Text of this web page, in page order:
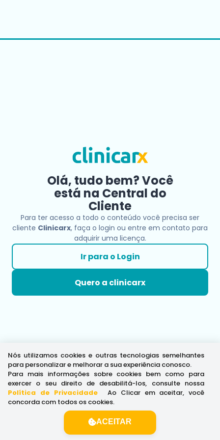
Olá, tudo bem? Você
está na Central do
Cliente
Para ter acesso a todo o conteúdo você precisa ser
cliente Clinicarx, faça o login ou entre em contato para
adquirir uma licença.
Ir para o Login
Quero a clinicarx
Nós utilizamos cookies e outras tecnologias semelhantes
para personalizar e melhorar a sua experiência conosco.
Para mais informações sobre cookies bem como para
exercer o seu direito de desabilitá-los, consulte nossa
Política de Privacidade.
Ao Clicar em aceitar, você
concorda com todos os cookies.
ACEITAR